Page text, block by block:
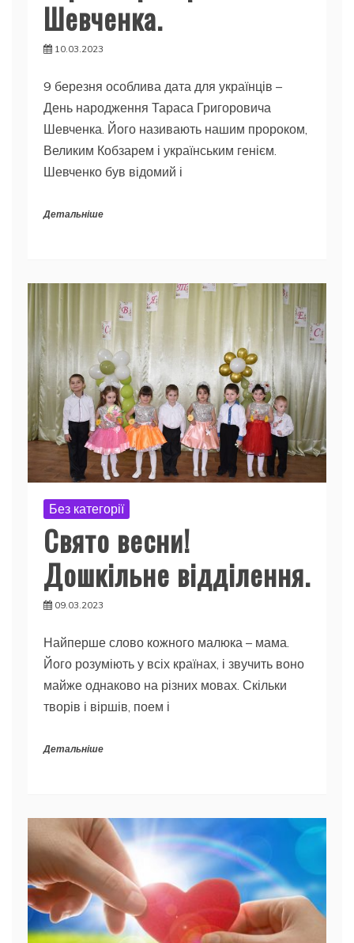
Шевченка.
10.03.2023
9 березня особлива дата для українців –
День народження Тараса Григоровича
Шевченка. Його називають нашим пророком,
Великим Кобзарем і українським генієм.
Шевченко був відомий і
Детальніше
Без категорії
Свято весни!
Дошкільне відділення.
09.03.2023
Найперше слово кожного малюка – мама.
Його розуміють у всіх країнах, і звучить воно
майже однаково на різних мовах. Скільки
творів і віршів, поем і
Детальніше